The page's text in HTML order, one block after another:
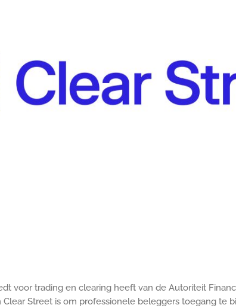
voor trading en clearing heeft van de Autoriteit
Street is om professionele beleggers toegang te